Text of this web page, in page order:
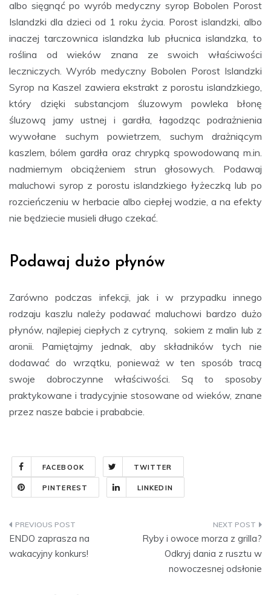
albo sięgnąć po wyrób medyczny syrop Bobolen Porost
Islandzki dla dzieci od 1 roku życia. Porost islandzki, albo
inaczej tarczownica islandzka lub płucnica islandzka, to
roślina od wieków znana ze swoich właściwości
leczniczych. Wyrób medyczny Bobolen Porost Islandzki
Syrop na Kaszel zawiera ekstrakt z porostu islandzkiego,
który dzięki substancjom śluzowym powleka błonę
śluzową jamy ustnej i gardła, łagodząc podrażnienia
wywołane suchym powietrzem, suchym drażniącym
kaszlem, bólem gardła oraz chrypką spowodowaną m.in.
nadmiernym obciążeniem strun głosowych. Podawaj
maluchowi syrop z porostu islandzkiego łyżeczką lub po
rozcieńczeniu w herbacie albo ciepłej wodzie, a na efekty
nie będziecie musieli długo czekać.
Podawaj dużo płynów
Zarówno podczas infekcji, jak i w przypadku innego
rodzaju kaszlu należy podawać maluchowi bardzo dużo
płynów, najlepiej ciepłych z cytryną, sokiem z malin lub z
aronii. Pamiętajmy jednak, aby składników tych nie
dodawać do wrzątku, ponieważ w ten sposób tracą
swoje dobroczynne właściwości. Są to sposoby
praktykowane i tradycyjnie stosowane od wieków, znane
przez nasze babcie i prababcie.
FACEBOOK TWITTER
PINTEREST LINKEDIN
Nawigacja
wpisu
ENDO zaprasza na
wakacyjny konkurs!
Ryby i owoce morza z grilla?
Odkryj dania z rusztu w
nowoczesnej odsłonie